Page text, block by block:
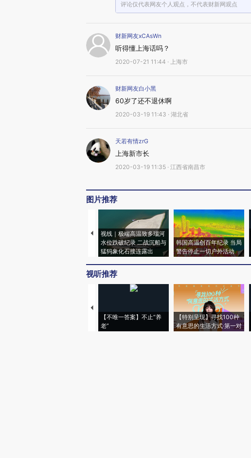
评论仅代表网友个人观点，不代表财新网观点
财新网友xCAsWn
听得懂上海话吗？
2020-07-21 11:44 · 上海市
财新网友白小黑
60岁了还不退休啊
2020-03-19 11:43 · 湖北省
天若有情zrG
上海新市长
2020-03-19 11:35 · 江西省南昌市
图片推荐
视线｜极端高温致多瑙河
水位跌破纪录 二战沉船与
猛犸象化石接连露出
韩国高温创百年纪录 当局
警告停止一切户外活动
视听推荐
【不唯一答案】不止“养
老”
【特别呈现】寻找100种
有意思的生活方式·第一对